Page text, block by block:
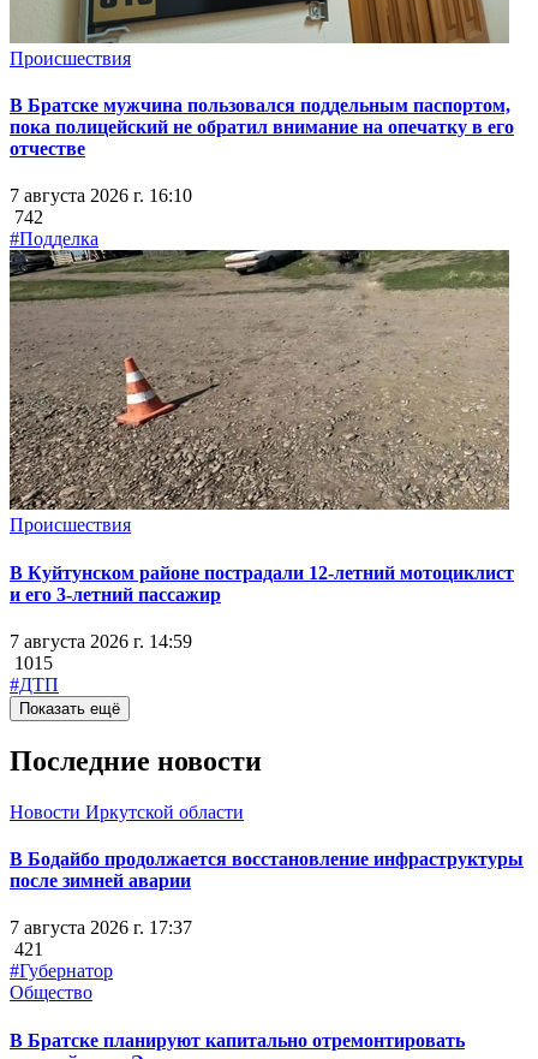
Происшествия
В Братске мужчина пользовался поддельным паспортом,
пока полицейский не обратил внимание на опечатку в его
отчестве
7 августа 2026 г. 16:10
742
#Подделка
Происшествия
В Куйтунском районе пострадали 12-летний мотоциклист
и его 3-летний пассажир
7 августа 2026 г. 14:59
1015
#ДТП
Показать ещё
Последние новости
Новости Иркутской области
В Бодайбо продолжается восстановление инфраструктуры
после зимней аварии
7 августа 2026 г. 17:37
421
#Губернатор
Общество
В Братске планируют капитально отремонтировать